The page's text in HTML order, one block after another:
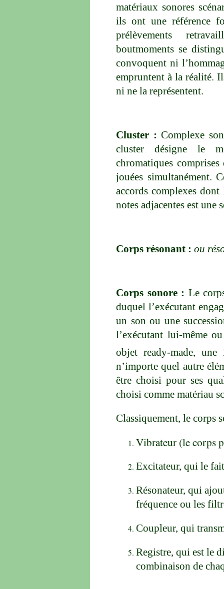
matériaux sonores
ils ont une référence
prélèvements
boutmoments se
convoquent ni
empruntent à la réalité.
ni ne la représentent.
Cluster : Complexe
cluster désigne le
chromatiques
jouées simultanément.
accords complexes
notes adjacentes est une
Corps résonant : ou
Corps sonore : Le
duquel l’exécutant
un son ou une
l’exécutant lui-même
objet ready-made, une
n’importe quel autre
être choisi pour ses
choisi comme matériau
Classiquement, le corps
Vibrateur (le corps
Excitateur, qui le
Résonateur, qui
fréquence ou les
Coupleur, qui
Registre, qui est le
combinaison de